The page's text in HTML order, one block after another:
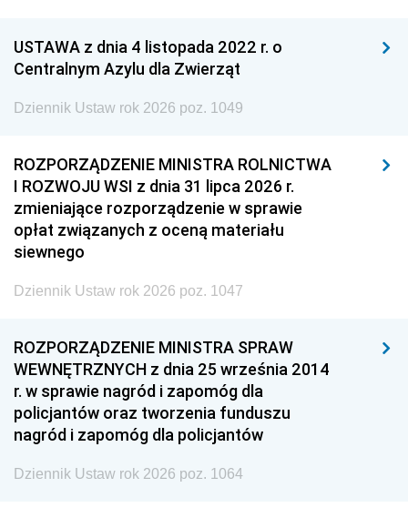
USTAWA z dnia 4 listopada 2022 r. o
Centralnym Azylu dla Zwierząt
Dziennik Ustaw rok 2026 poz. 1049
ROZPORZĄDZENIE MINISTRA ROLNICTWA
I ROZWOJU WSI z dnia 31 lipca 2026 r.
zmieniające rozporządzenie w sprawie
opłat związanych z oceną materiału
siewnego
Dziennik Ustaw rok 2026 poz. 1047
ROZPORZĄDZENIE MINISTRA SPRAW
WEWNĘTRZNYCH z dnia 25 września 2014
r. w sprawie nagród i zapomóg dla
policjantów oraz tworzenia funduszu
nagród i zapomóg dla policjantów
Dziennik Ustaw rok 2026 poz. 1064